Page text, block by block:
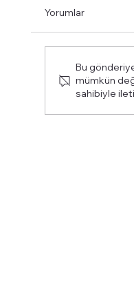
Galatasaray
Yorumlar
Bu
mümkün
sahibiyle